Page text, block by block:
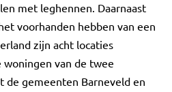
met leghennen. Daarnaast
voorhanden hebben van een
zijn acht locaties
van de twee
de gemeenten Barneveld en